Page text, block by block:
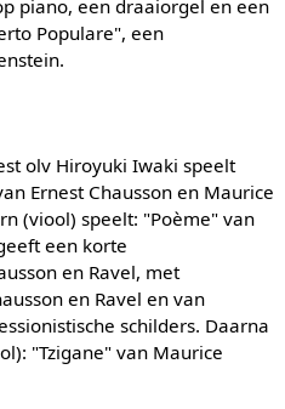
piano, een draaiorgel en een
Populare", een
olv Hiroyuki Iwaki speelt
Ernest Chausson en Maurice
(viool) speelt: "Poème" van
een korte
en Ravel, met
en Ravel en van
schilders. Daarna
"Tzigane" van Maurice